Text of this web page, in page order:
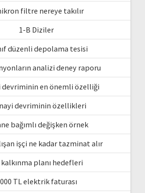
filtre nereye takılır
1-B Diziler
düzenli depolama tesisi
analizi deney raporu
devriminin en önemli özelliği
devriminin özellikleri
bağımlı değişken örnek
işçi ne kadar tazminat alır
kalkınma planı hedefleri
TL elektrik faturası